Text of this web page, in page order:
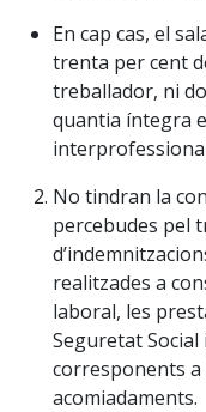
En cap cas, el
trenta per cent
treballador, ni
quantia íntegra
No tindran la
percebudes pel
realitzades a
laboral, les
Seguretat
corresponents
acomiadaments.